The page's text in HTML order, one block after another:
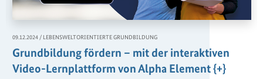
Grundbildung fördern – mit der interaktiven
Video-Lernplattform von Alpha Element {+}
09.12.2024 / LEBENSWELTORIENTIERTE GRUNDBILDUNG